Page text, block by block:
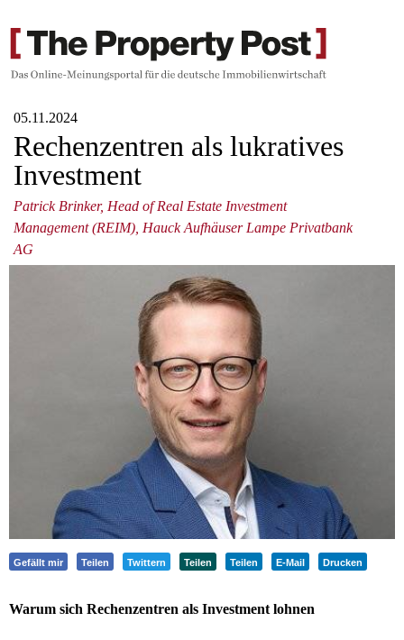
05.11.2024
Rechenzentren als lukratives
Investment
Patrick Brinker, Head of Real Estate Investment
Management (REIM), Hauck Aufhäuser Lampe Privatbank
AG
Gefällt mir Teilen Twittern Teilen Teilen E-Mail Drucken
Warum sich Rechenzentren als Investment lohnen